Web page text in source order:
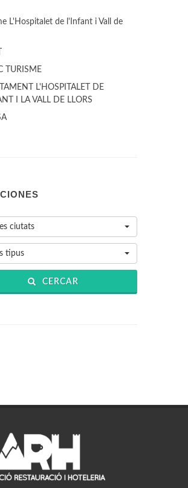
L'Hospitalet de l'Infant i Vall de
TURISME
L'HOSPITALET DE
I LA VALL DE LLORS
ciutats
tipus
CERCAR